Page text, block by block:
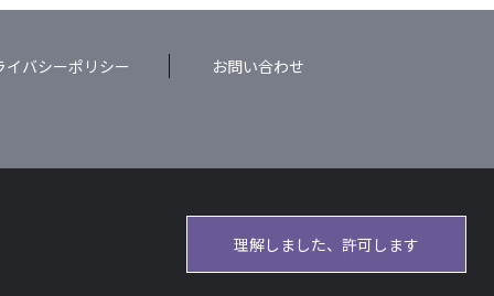
イバシーポリシー お問い合わせ
理解しました、許可します